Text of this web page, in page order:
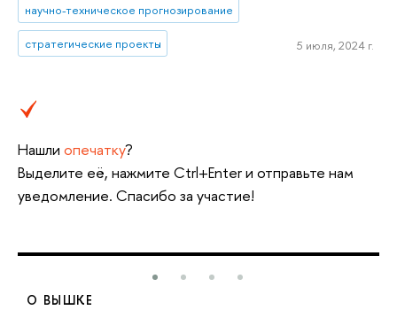
научно-техническое прогнозирование
стратегические проекты 5 июля, 2024 г.
Нашли опечатку?
Выделите её, нажмите Ctrl+Enter и отправьте нам
уведомление. Спасибо за участие!
О ВЫШКЕ